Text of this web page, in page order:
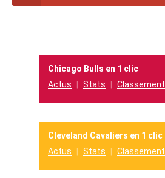
Chicago Bulls en 1 clic
Actus
Stats Classement
Cleveland Cavaliers en 1 clic
Actus
Stats Classement